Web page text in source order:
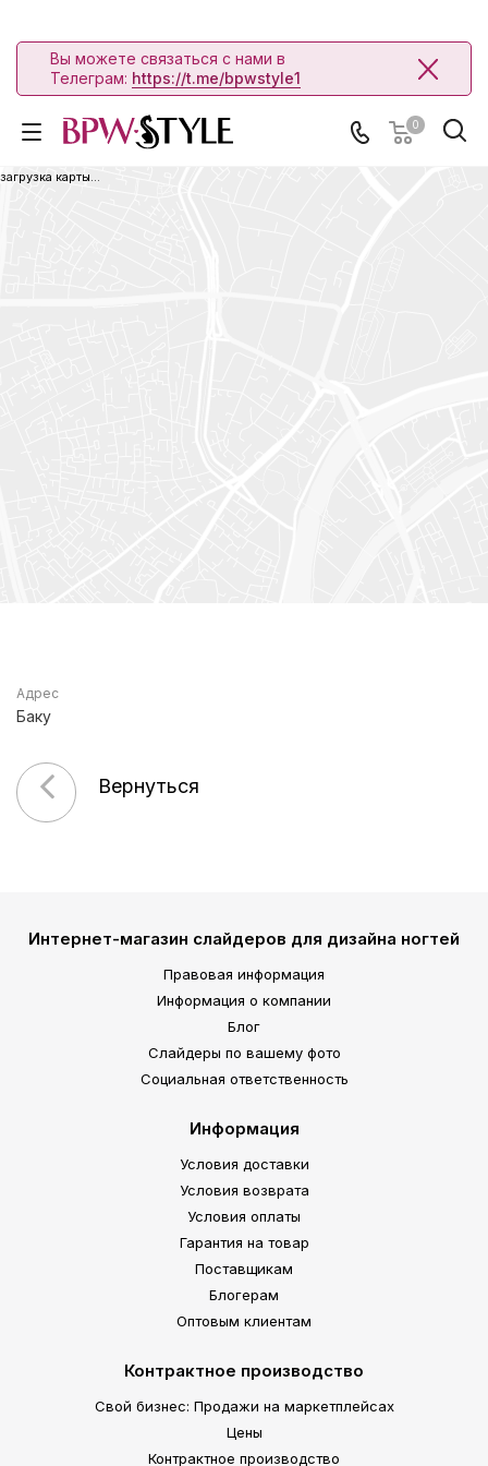
Вы можете связаться с нами в
Телеграм: https://t.me/bpwstyle1
0
загрузка карты...
Адрес
Баку
Вернуться
Интернет-магазин слайдеров для дизайна ногтей
Правовая информация
Информация о компании
Блог
Слайдеры по вашему фото
Социальная ответственность
Информация
Условия доставки
Условия возврата
Условия оплаты
Гарантия на товар
Поставщикам
Блогерам
Оптовым клиентам
Контрактное производство
Свой бизнес: Продажи на маркетплейсах
Цены
Контрактное производство